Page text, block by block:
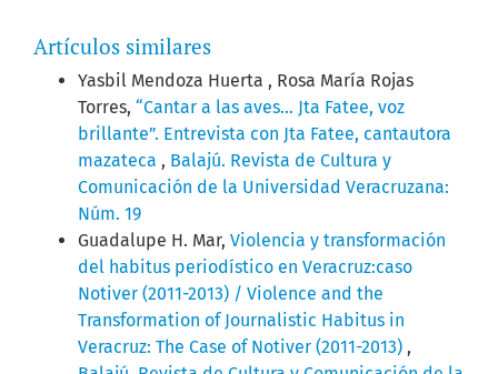
Artículos similares
Yasbil Mendoza Huerta , Rosa María Rojas
Torres, “Cantar a las aves… Jta Fatee, voz
brillante”. Entrevista con Jta Fatee, cantautora
mazateca , Balajú. Revista de Cultura y
Comunicación de la Universidad Veracruzana:
Núm. 19
Guadalupe H. Mar, Violencia y transformación
del habitus periodístico en Veracruz:caso
Notiver (2011-2013) / Violence and the
Transformation of Journalistic Habitus in
Veracruz: The Case of Notiver (2011-2013) ,